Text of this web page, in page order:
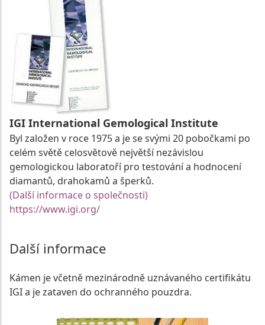
IGI International Gemological Institute
Byl založen v roce 1975 a je se svými 20 pobočkami po
celém světě celosvětově největší nezávislou
gemologickou laboratoří pro testování a hodnocení
diamantů, drahokamů a šperků.
(Další informace o společnosti)
https://www.igi.org/
Další informace
Kámen je včetně mezinárodně uznávaného certifikátu
IGI a je zataven do ochranného pouzdra.